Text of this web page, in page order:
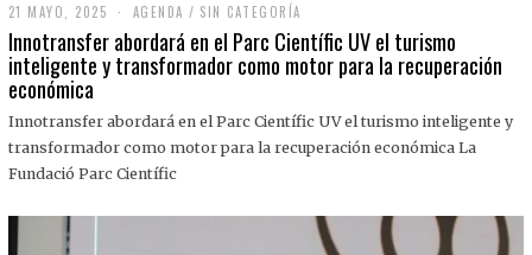
21 MAYO, 2025
M
A
Y
,
0
2
AGENDA / SIN CATEGORÍA
Innotransfer abordará en el Parc Científic UV el turismo
inteligente y transformador como motor para la recuperación
económica
Innotransfer abordará en el Parc Científic UV el turismo inteligente y
transformador como motor para la recuperación económica La
Fundació Parc Científic